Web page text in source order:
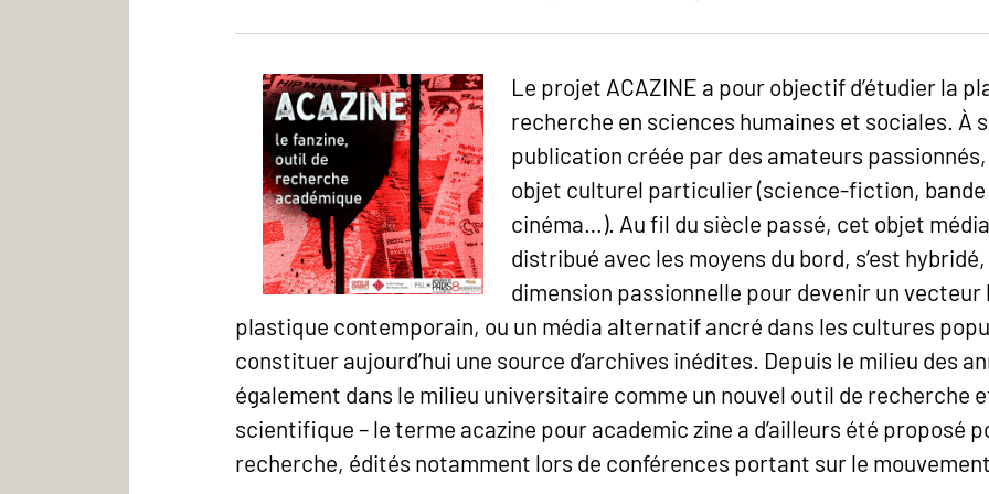
Atelier
Condorcet
-
ACAZINE
Le projet ACAZINE a pour objectif d’étudier la
recherche en sciences humaines et sociales. À
publication créée par des amateurs passionnés,
objet culturel particulier (science-fiction, bande
cinéma…). Au fil du siècle passé, cet objet
distribué avec les moyens du bord, s’est
dimension passionnelle pour devenir un
plastique contemporain, ou un média alternatif ancré dans les cultures
constituer aujourd’hui une source d’archives inédites. Depuis le milieu des
également dans le milieu universitaire comme un nouvel outil de recherche
scientifique – le terme acazine pour academic zine a d’ailleurs été proposé
recherche, édités notamment lors de conférences portant sur le